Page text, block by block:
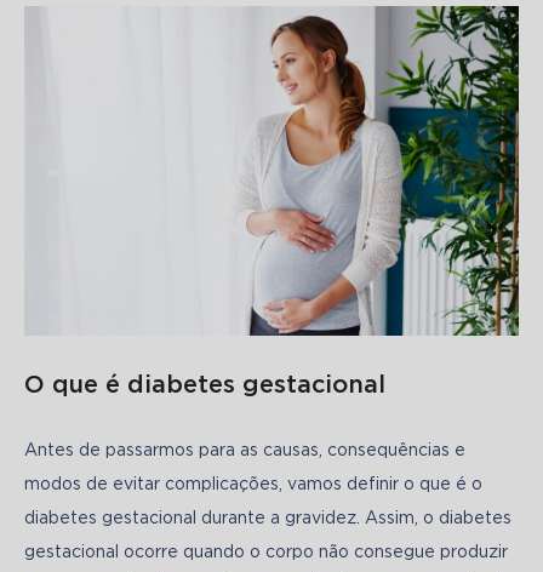
O que é diabetes gestacional
Antes de passarmos para as causas, consequências e
modos de evitar complicações, vamos definir o que é o
diabetes gestacional durante a gravidez. Assim, o diabetes
gestacional ocorre quando o corpo não consegue produzir